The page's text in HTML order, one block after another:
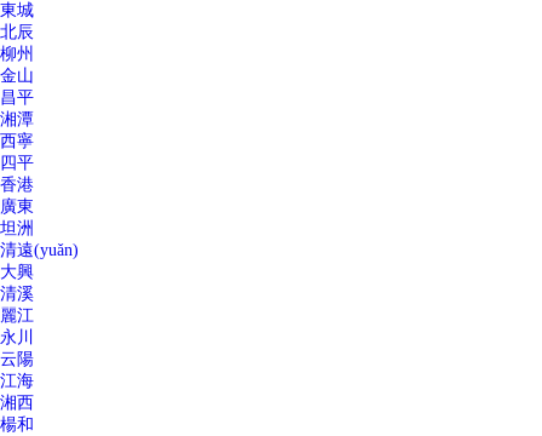
東城
北辰
柳州
金山
昌平
湘潭
西寧
四平
香港
廣東
坦洲
清遠(yuǎn)
大興
清溪
麗江
永川
云陽
江海
湘西
楊和